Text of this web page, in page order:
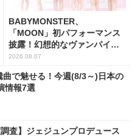
BABYMONSTER、
「MOON」初パフォーマンス
披露！幻想的なヴァンパイア
の世界観を表現
2026.08.07
曲で魅せる！今週(8/3～)日本の
情報7選
査】ジェジュンプロデュース